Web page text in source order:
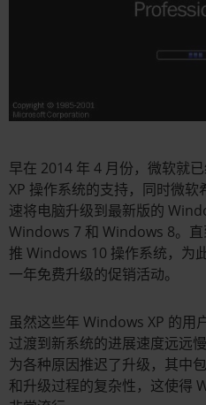
早在 2014 年 4 月份，微软就
XP 操作系统的支持，同时微
速将电脑升级到最新版的
Windows 7 和 Windows 8。直
推 Windows 10 操作系统，为
一年免费升级的促销活动。
虽然这些年 Windows XP 的用
过渡到新系统的进展速度远远
为各种原因推迟了升级，其中
和升级过程的复杂性，这使得